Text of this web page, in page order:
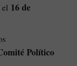
16 de
Político